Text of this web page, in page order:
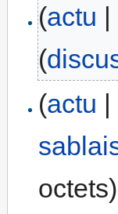
(actu |
(
(actu |
octets)